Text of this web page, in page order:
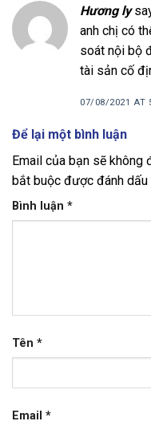
Hương ly
anh chị có
soát nội bộ
tài sản cố
07/08/2021 AT
Để lại một bình luận
Email của bạn sẽ không
bắt buộc được đánh dấu
Bình luận *
Tên *
Email *